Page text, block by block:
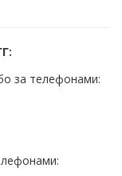
за телефонами: